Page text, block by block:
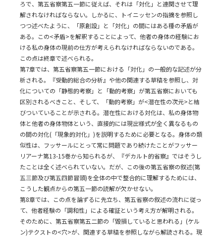
ろで、第五省察第五一節に従えば、それは「対化」と連関させて理
解されなければならない。しかるに、トイニッセンの指摘を参照し
つつ述べたように、「原創設」と「対化」の間にはある種の矛盾が
ある。この<矛盾>を解釈することによって、他者の身体の経験にお
ける私の身体の現前の仕方が考えられなければならないのである。
この点は終章で述べられる。
第7章では、第五省察第五一節における「対化」の一般的な記述が分
析される。『受動的総合の分析』や他の関連する草稿を参照し、対
化についての「静態的考察」と「動的考察」が第五省察においても
区別されるべきこと、そして、「動的考察」が<潜在性の次元>と結
びついていることが示される。潜在性における対化は、私の身体物
体と他者の身体物体という、直接的には現出様式が全く異なるもの
の間の対化(「現象的対化」)を説明するために必要となる。身体の類
似性は、フッサールにとって常に問題であり続けたことがフッサー
リアーナ第13-15巻から知られるが、『デカルト的省察』ではそうし
たことは全く述べられていない。だが、この後の第五省察の叙述(第
五三節及び第五四節冒頭)を全体の中で整合的に理解するためには、
こうした観点からの第五一節の読解が欠かせない。
第8章では、この点を論ずるに先立ち、第五省察の叙述の流れに従っ
て、他者経験の「調和性」による確証という考え方が解明される。
そのために、第五省察第五二節の「毀損していると思われる」(ケル
ン)テクストの<穴>が、関連する草稿を参照しながら解読される。現